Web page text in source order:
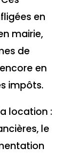
en
mairie,
de
en
impôts.
location :
le